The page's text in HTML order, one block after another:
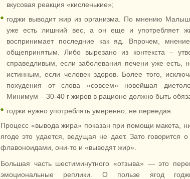
вкусовая реакция «кисленькие»;
годжи выводит жир из организма. По мнению
уже есть лишний вес, а он еще и употребляет
воспринимает последние как яд. Впрочем,
общепринятым. Либо вырезано из контекста –
справедливым, если заболевания печени уже есть,
истинным, если человек здоров. Более того,
похудения от слова «совсем» новейшая
Минимум – 30-40 г жиров в рационе должно быть
годжи нужно употреблять умеренно, не переедая.
Процесс «вывода жира» показан при помощи макета,
ягоде это удается, ведущая не дает. Зато говорится
флавоноидами, они-то и «выводят жир».
Большая часть шестиминутного «отзыва» — это
эмоциональные реплики. О пользе ягод